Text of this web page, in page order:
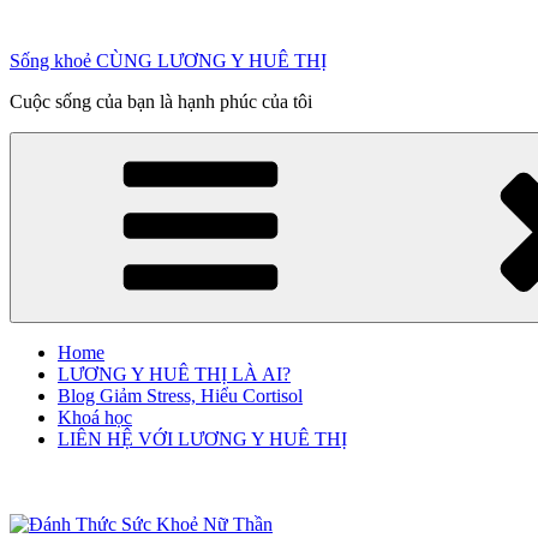
phần
dung
Sống khoẻ CÙNG LƯƠNG Y HUÊ THỊ
Cuộc sống của bạn là hạnh phúc của tôi
Home
LƯƠNG Y HUÊ THỊ LÀ AI?
Blog Giảm Stress, Hiểu Cortisol
Khoá học
LIÊN HỆ VỚI LƯƠNG Y HUÊ THỊ